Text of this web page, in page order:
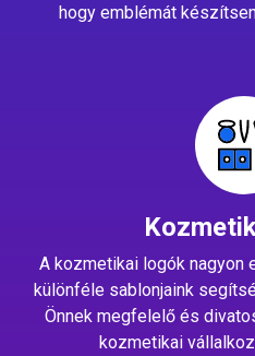
hogy emblémát
A kozmetikai logók
különféle sablonjaink
Önnek megfelelő és
kozmetikai